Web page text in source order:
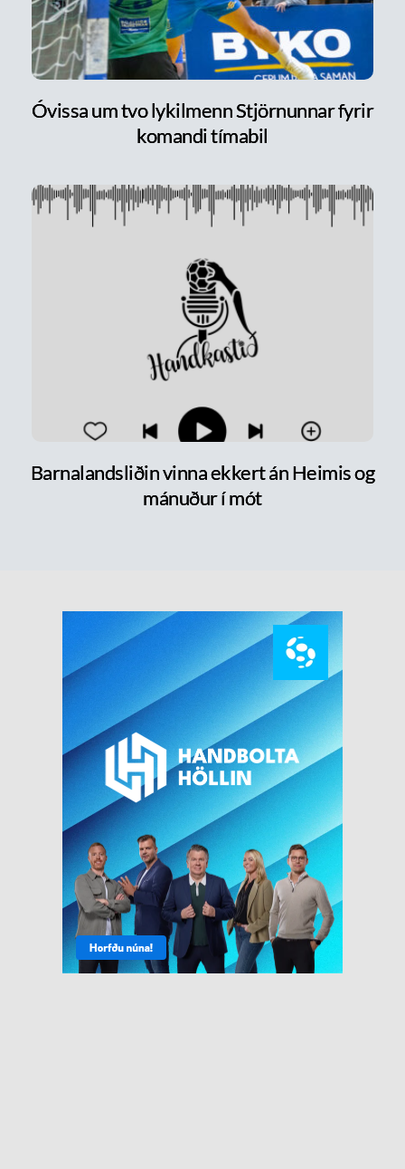
Óvissa um tvo lykilmenn Stjörnunnar fyrir
komandi tímabil
Barnalandsliðin vinna ekkert án Heimis og
mánuður í mót